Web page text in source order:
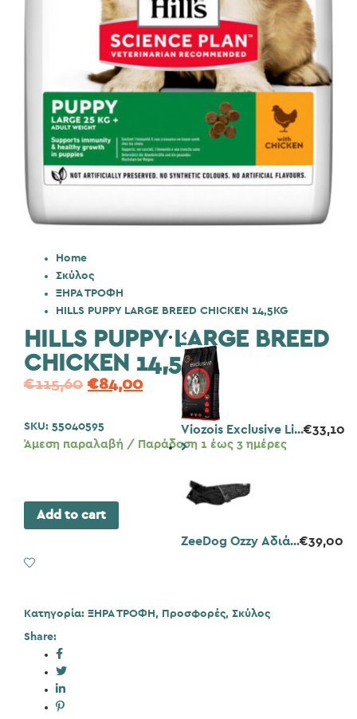
Home
Σκύλος
ΞΗΡΑ ΤΡΟΦΗ
HILLS PUPPY LARGE BREED CHICKEN 14,5KG
Viozois Exclusive Li...€33,10
ZeeDog Ozzy Αδιά...€39,00
HILLS PUPPY LARGE BREED
CHICKEN 14,5KG
€115,60 €84,00
SKU: 55040595
Άμεση παραλαβή / Παράδοση 1 έως 3 ημέρες
Add to cart
Κατηγορία: ΞΗΡΑ ΤΡΟΦΗ , Προσφορές, Σκύλος
Share: